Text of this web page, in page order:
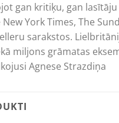
gan kritiķu, gan
York Times, The
sarakstos.
miljons grāmatas
Agnese Strazdiņa